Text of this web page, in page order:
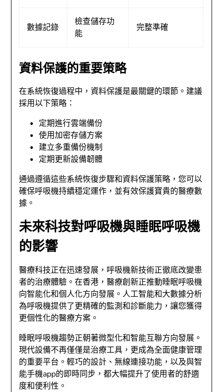
數據記錄
檢查儲存功
能
完整準確
資料保護的重要策略
在系統恢復過程中，資料保護是最關鍵的環節。建議
採用以下策略：
定期進行雲端備份
使用加密存儲方案
建立多重備份機制
定期更新設備韌體
通過遵循這些系統恢復步驟和資料保護策略，您可以
確保呼吸機持續穩定運作，並有效保護寶貴的醫療數
據。
未來科技對呼吸機與睡眠呼吸機
的影響
醫療科技正在迅速發展，呼吸機新技術正徹底改變患
者的治療體驗。在香港，醫療創新正推動睡眠呼吸機
向智能化和個人化方向發展。人工智能和大數據分析
為呼吸機提供了更精確的監測和診斷能力，讓您獲得
更個性化的醫療方案。
睡眠呼吸機趨勢正朝著微型化和智能互聯方向發展。
現代設備不再僅僅是治療工具，更成為全面健康管理
的重要平台。輕巧的設計、無線連接功能，以及與智
能手機app的即時同步，都大幅提升了使用者的舒適
度和便利性。